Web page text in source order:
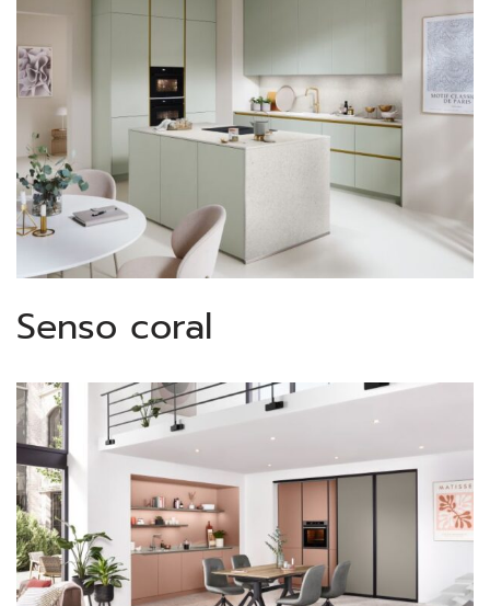
Senso coral